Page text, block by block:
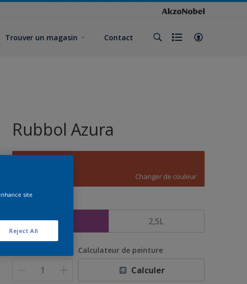
Trouver un magasin Contact
Rubbol Azura
Changer de couleur
1L 2,5L
Calculateur de peinture
Calculer
site
Reject All